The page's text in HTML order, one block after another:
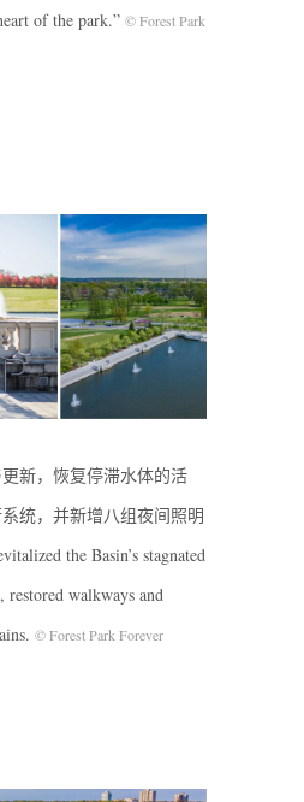
of the park.” © Forest Park
新，恢复停滞水体的活
统，并新增八组夜间照明
the Basin’s stagnated
walkways and
© Forest Park Forever